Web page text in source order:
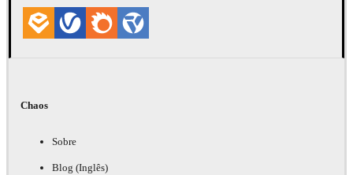
Chaos
Sobre
Blog (Inglês)